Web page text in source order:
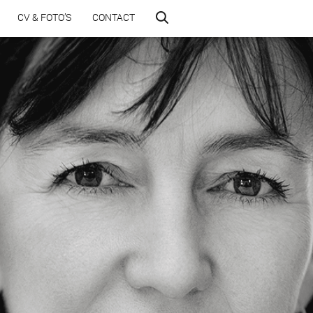
CV & FOTO’S CONTACT